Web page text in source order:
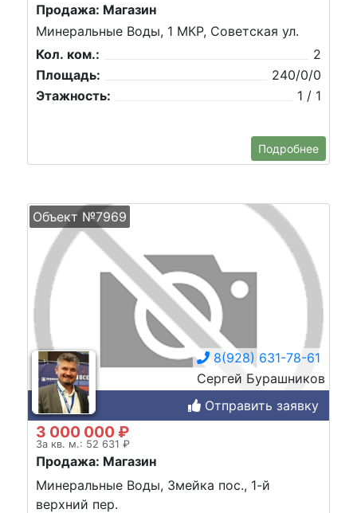
Продажа: Магазин
Минеральные Воды, 1 МКР, Советская ул.
Кол. ком.:
2
Площадь:
240/0/0
Этажность:
1 / 1
Подробнее
Объект №7969
8(928) 631-78-61
Сергей Бурашников
Отправить заявку
3 000 000 ₽
За кв. м.: 52 631 ₽
Продажа: Магазин
Минеральные Воды, Змейка пос., 1-й
верхний пер.